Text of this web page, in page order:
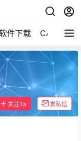
件下载 CAD资料
关注Ta 发私信